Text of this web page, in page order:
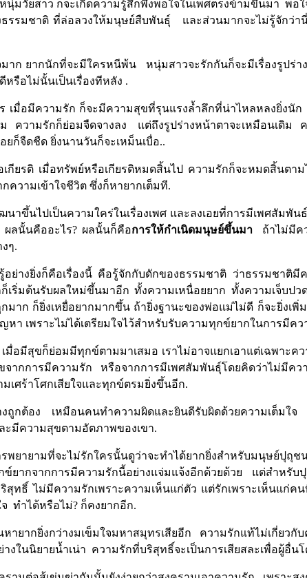
นุ่มวัยสาว ก็จะเกิดความรู้สึกพึงพอใจในเพศตรงข้ามขึ้นมา พอใ
ธรรมชาติ ที่ล่อลวงให้มนุษย์สืบพันธุ์
และส่วนมากจะไม่รู้จักว่
าก ยากนักที่จะมีใครหนีพ้น หนุ่มสาวจะรักกันก็จะมีเรื่องรูปร่
หรือไม่นั้นเป็นเรื่องทีหลัง .
เมื่อมีความรัก ก็จะมีความสุขที่รุนแรงล้ำลึกที่น่าไหลหลงยิ่งนัก
ความรักก็ย่อมจืดจางลง แต่ถึงรูปร่างหน้าตาจะเหมือนเดิม
ก็จืดชืด ยิ่งนานวันก็จะเหม็นเบื่อ..
กียรติ เมื่อทรัพย์หรือเกียรติหมดสิ้นไป ความรักก็จะหมดสิ้นตา
กความเข้าใจชีวิต ซึ่งก็หายากเต็มที.
าขึ้นไปเป็นความใคร่ในเรื่องเพศ และลงเอยที่การมีเพศสัมพันธ์
ผลนั้นคืออะไร? ผลนั้นก็คือการให้กำเนิดมนุษย์ขึ้นมา ถ้าไม่มีค
ๆ.
ย่างยิ่งก็คือเรื่องนี้ คือรู้จักกับดักของธรรมชาติ ว่าธรรมชาติมี
ริ่มต้นรับผลใหม่ขึ้นมาอีก ทั้งความเหนื่อยยาก ทั้งความเจ็บปว
มาก ก็ยิ่งเหยื่อยากมากขึ้น ถ้ายิ่งฐานะของพ่อแม่ไม่ดี ก็จะยิ่งเ
หา เพราะไม่ได้เตรียมใจไว้สำหรับรับความทุกข์ยากในการมีค
มื่อมีสุขก็ย่อมมีทุกข์ตามมาเสมอ เราไม่อาจแยกเอาแต่เฉพาะ
จากการมีความรัก หรือจากการมีเพศสัมพันธุ์โดยคิดว่าไม่มีค
เศร้าโศกเสียใจและทุกข์ตรมยิ่งขึ้นอีก.
างถูกต้อง เหมือนคนทำความผิดและยินดีรับผิดด้วยความเต็ม
มีความสุขตามอัตภาพของเขา.
พยายามที่จะไม่รักใครนั้นดูว่าจะทำได้ยากยิ่งสำหรับมนุษย์ปุ
ยากจากการมีความรักนี้อย่างแจ่มแจ้งอีกด้วยด้วย
แต่สำหรับ
สุทธิ์ ไม่มีความรักเพราะความเห็นแก่ตัว แต่รักเพราะเห็นแก่ค
ทำได้หรือไม่? ก็คงยากอีก.
ายากยิ่งกว่างมเข็มใจมหาสมุทรเสียอีก ความรักแท้ไม่เกี่ยวกั
งในนิยายน้ำเน่า ความรักที่บริสุทธิ์จะเป็นการเสียสละเพื่อผู้อื่น